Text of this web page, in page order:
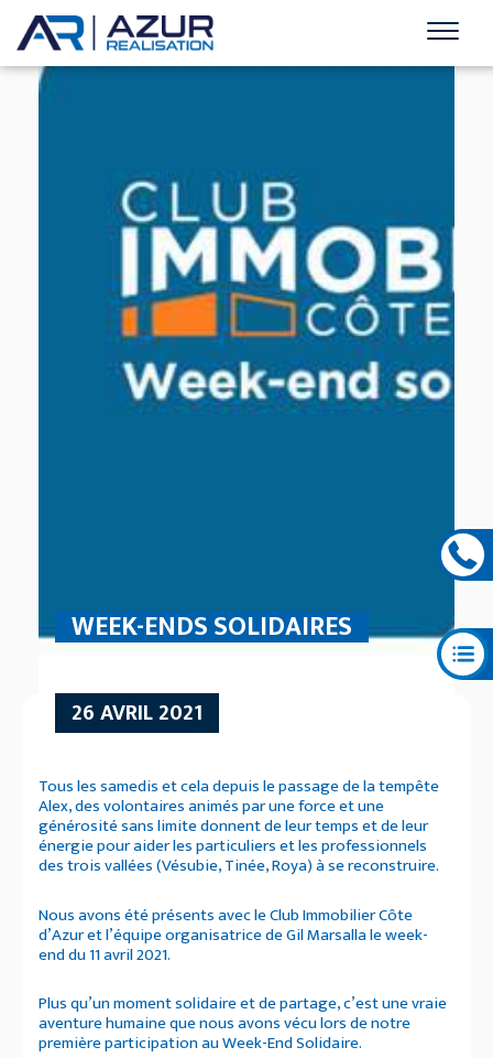
26 AVRIL 2021
WEEK-ENDS SOLIDAIRES
Tous les samedis et cela depuis le passage de la tempête
Alex, des volontaires animés par une force et une
générosité sans limite donnent de leur temps et de leur
énergie pour aider les particuliers et les professionnels
des trois vallées (Vésubie, Tinée, Roya) à se reconstruire.
Nous avons été présents avec le Club Immobilier Côte
d’Azur et l’équipe organisatrice de Gil Marsalla le week-
end du 11 avril 2021.
Plus qu’un moment solidaire et de partage, c’est une vraie
aventure humaine que nous avons vécu lors de notre
première participation au Week-End Solidaire.